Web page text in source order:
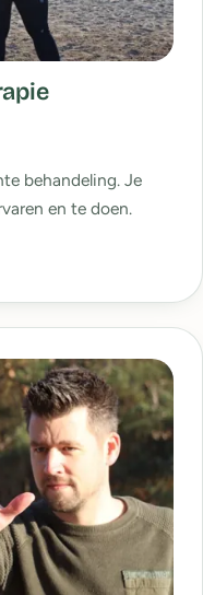
behandeling. Je
en te doen.